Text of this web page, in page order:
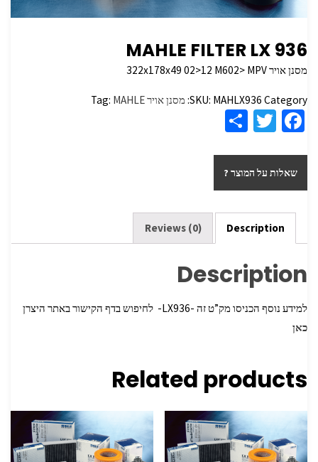
MAHLE FILTER LX 936
מסנן אויר 322x178x49 02>12 M602> MPV
SKU: MAHLX936 Category: מסנן אויר Tag: MAHLE
Fa
b
o
o
k
T
tt
er
ar
e
שאלות על המוצר ?
Description
Reviews (0)
Description
למידע נוסף הכניסו מק”ט זה -LX936- לחיפוש בדף הקישור באתר היצרן
כאן
Related products